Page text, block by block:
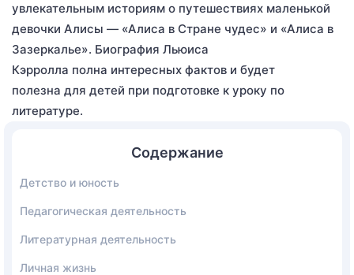
увлекательным историям о путешествиях маленькой
девочки Алисы — «Алиса в Стране чудес» и «Алиса в
Зазеркалье». Биография Льюиса
Кэрролла полна интересных фактов и будет
полезна для детей при подготовке к уроку по
литературе.
Содержание
Детство и юность
Педагогическая деятельность
Литературная деятельность
Личная жизнь